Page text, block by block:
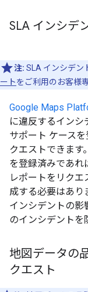
SLA インシデ
注: SLA インシデン
ートをご利用のお客様
Google Maps
に違反するイン
サポート ケース
クエストできます
を登録済みであれ
レポートをリク
成する必要はあり
インシデントの影
のインシデントを
地図データの
クエスト